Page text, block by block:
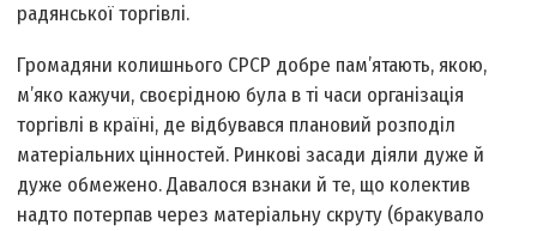
радянської торгівлі.
Громадяни колишнього СРСР добре пам’ятають, якою,
м’яко кажучи, своєрідною була в ті часи організація
торгівлі в країні, де відбувався плановий розподіл
матеріальних цінностей. Ринкові засади діяли дуже й
дуже обмежено. Давалося взнаки й те, що колектив
надто потерпав через матеріальну скруту (бракувало